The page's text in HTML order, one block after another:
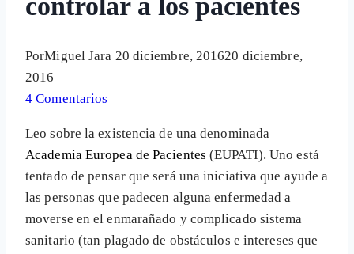
controlar a los pacientes
PorMiguel Jara 20 diciembre, 201620 diciembre,
2016
4 Comentarios
Leo sobre la existencia de una denominada
Academia Europea de Pacientes (EUPATI). Uno está
tentado de pensar que será una iniciativa que ayude a
las personas que padecen alguna enfermedad a
moverse en el enmarañado y complicado sistema
sanitario (tan plagado de obstáculos e intereses que